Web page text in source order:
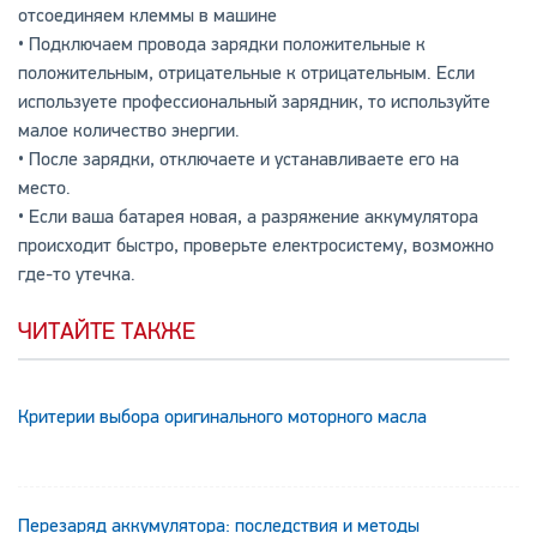
отсоединяем клеммы в машине
• Подключаем провода зарядки положительные к
положительным, отрицательные к отрицательным. Если
используете профессиональный зарядник, то используйте
малое количество энергии.
• После зарядки, отключаете и устанавливаете его на
место.
• Если ваша батарея новая, а разряжение аккумулятора
происходит быстро, проверьте електросистему, возможно
где-то утечка.
ЧИТАЙТЕ ТАКЖЕ
Критерии выбора оригинального моторного масла
Перезаряд аккумулятора: последствия и методы